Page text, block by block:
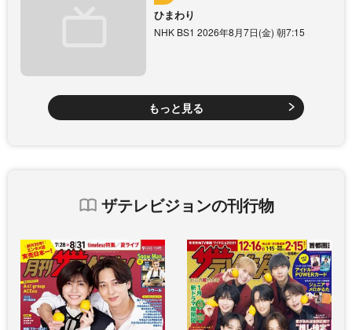
ひまわり
NHK BS1 2026年8月7日(金) 朝7:15
もっと見る
ザテレビジョンの刊行物